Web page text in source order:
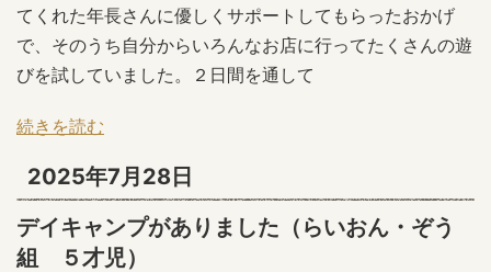
てくれた年長さんに優しくサポートしてもらったおかげ
で、そのうち自分からいろんなお店に行ってたくさんの遊
びを試していました。２日間を通して
続きを読む
2025年7月28日
デイキャンプがありました（らいおん・ぞう
組 ５才児）